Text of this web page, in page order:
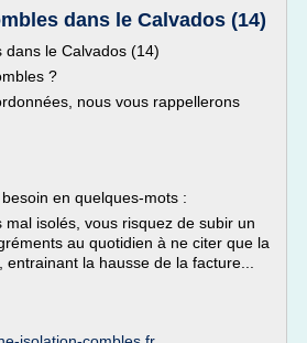
dans le Calvados (14)
dans le Calvados (14)
?
nous vous rappellerons
en quelques-mots :
mal isolés, vous risquez de subir un
au quotidien à ne citer que la
la hausse de la facture...